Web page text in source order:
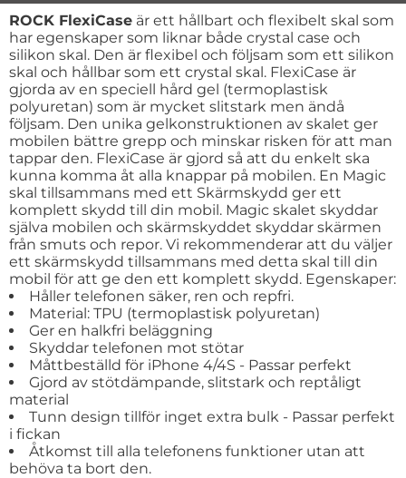
Produktbeskrivning
ROCK FlexiCase är ett hållbart och flexibelt skal som
har egenskaper som liknar både crystal case och
silikon skal. Den är flexibel och följsam som ett silikon
skal och hållbar som ett crystal skal. FlexiCase är
gjorda av en speciell hård gel (termoplastisk
polyuretan) som är mycket slitstark men ändå
följsam. Den unika gelkonstruktionen av skalet ger
mobilen bättre grepp och minskar risken för att man
tappar den. FlexiCase är gjord så att du enkelt ska
kunna komma åt alla knappar på mobilen. En Magic
skal tillsammans med ett Skärmskydd ger ett
komplett skydd till din mobil. Magic skalet skyddar
själva mobilen och skärmskyddet skyddar skärmen
från smuts och repor. Vi rekommenderar att du väljer
ett skärmskydd tillsammans med detta skal till din
mobil för att ge den ett komplett skydd. Egenskaper:
Håller telefonen säker, ren och repfri.
Material: TPU (termoplastisk polyuretan)
Ger en halkfri beläggning
Skyddar telefonen mot stötar
Måttbeställd för iPhone 4/4S - Passar perfekt
Gjord av stötdämpande, slitstark och reptåligt
material
Tunn design tillför inget extra bulk - Passar perfekt
i fickan
Åtkomst till alla telefonens funktioner utan att
behöva ta bort den.